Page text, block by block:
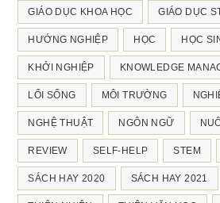
GIÁO DỤC KHOA HỌC GIÁO DỤC
HƯỚNG NGHIỆP HỌC HỌC
KHỞI NGHIỆP KNOWLEDGE
LỐI SỐNG MÔI TRƯỜNG
NGHỆ THUẬT NGÔN NGỮ
REVIEW SELF-HELP STEM
SÁCH HAY 2020 SÁCH HAY 2021